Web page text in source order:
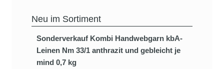
Neu im Sortiment
Sonderverkauf Kombi Handwebgarn kbA-
Leinen Nm 33/1 anthrazit und gebleicht je
mind 0,7 kg